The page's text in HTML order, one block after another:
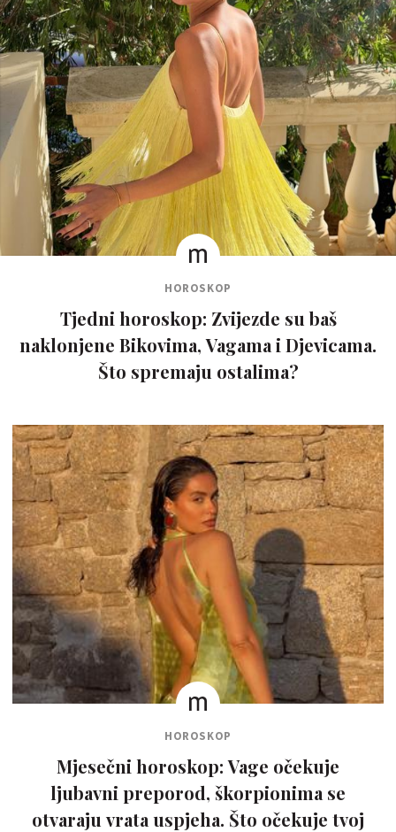
HOROSKOP
Tjedni horoskop: Zvijezde su baš
naklonjene Bikovima, Vagama i Djevicama.
Što spremaju ostalima?
HOROSKOP
Mjesečni horoskop: Vage očekuje
ljubavni preporod, škorpionima se
otvaraju vrata uspjeha. Što očekuje tvoj